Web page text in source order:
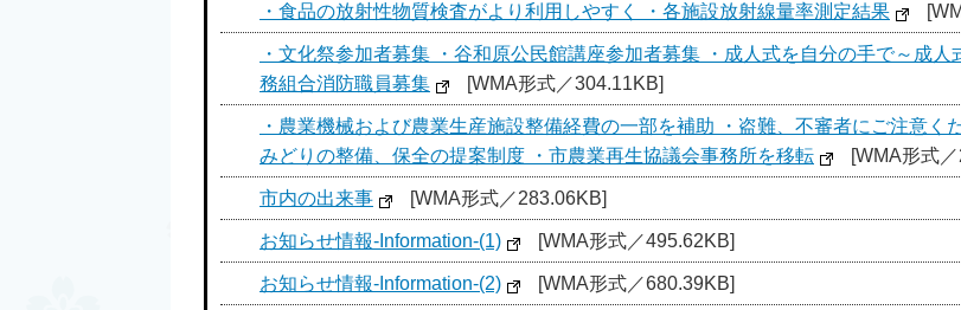
・食品の放射性物質検査がより利用しやすく ・各施設放射線量率測定結果
・文化祭参加者募集 ・谷和原公民館講座参加者募集 ・成人式を自分の手で～成
務組合消防職員募集
[WMA形式／304.11KB]
・農業機械および農業生産施設整備経費の一部を補助 ・盗難、不審者にご注意
みどりの整備、保全の提案制度 ・市農業再生協議会事務所を移転
[WMA形式
市内の出来事 [WMA形式／283.06KB]
お知らせ情報-Information-(1) [WMA形式／495.62KB]
お知らせ情報-Information-(2) [WMA形式／680.39KB]